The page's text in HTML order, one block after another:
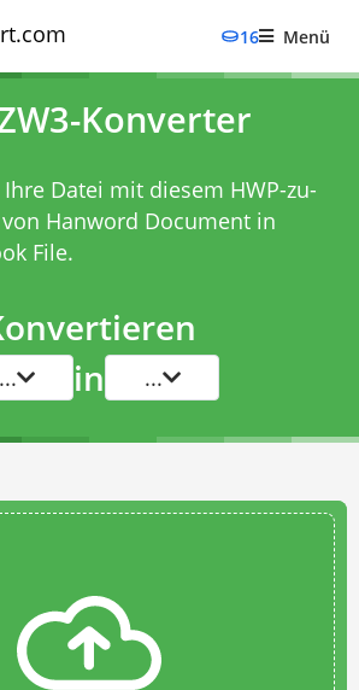
16 Menü
Konverter
Datei mit diesem HWP-zu-
Hanword Document in
File.
... in ...